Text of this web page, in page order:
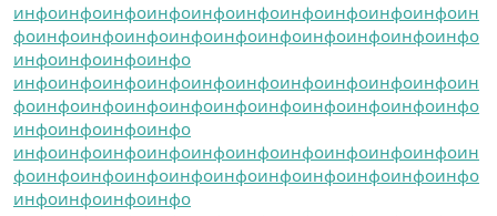
инфоинфоинфоинфоинфоинфоинфоинфоинфоинфоин
фоинфоинфоинфоинфоинфоинфоинфоинфоинфоинфо
инфоинфоинфоинфо
инфоинфоинфоинфоинфоинфоинфоинфоинфоинфоин
фоинфоинфоинфоинфоинфоинфоинфоинфоинфоинфо
инфоинфоинфоинфо
инфоинфоинфоинфоинфоинфоинфоинфоинфоинфоин
фоинфоинфоинфоинфоинфоинфоинфоинфоинфоинфо
инфоинфоинфоинфо